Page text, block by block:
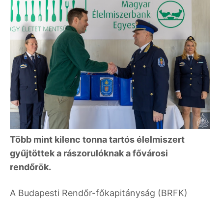
Több mint kilenc tonna tartós élelmiszert
gyűjtöttek a rászorulóknak a fővárosi
rendőrök.
A Budapesti Rendőr-főkapitányság (BRFK)